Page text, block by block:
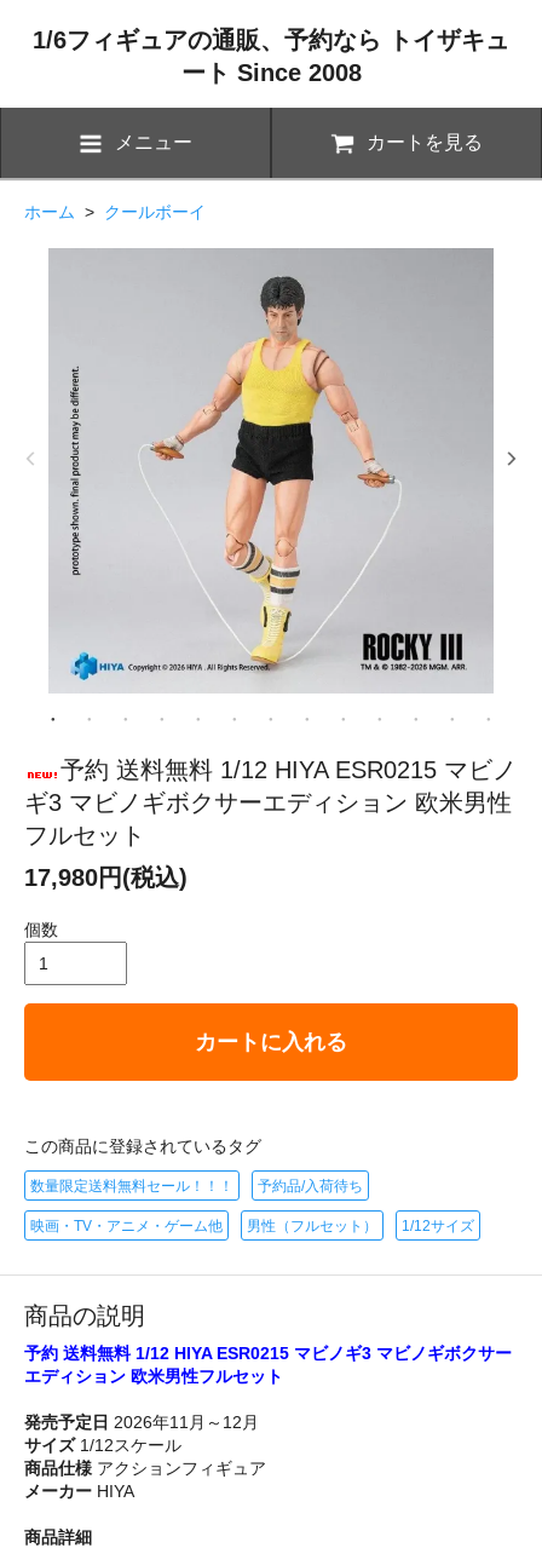
1/6フィギュアの通販、予約なら トイザキュ
ート Since 2008
メニュー カートを見る
ホーム > クールボーイ
予約 送料無料 1/12 HIYA ESR0215 マビノ
ギ3 マビノギボクサーエディション 欧米男性
フルセット
17,980円(税込)
個数
カートに入れる
この商品に登録されているタグ
数量限定送料無料セール！！！ 予約品/入荷待ち
映画・TV・アニメ・ゲーム他 男性（フルセット） 1/12サイズ
商品の説明
予約 送料無料 1/12 HIYA ESR0215 マビノギ3 マビノギボクサー
エディション 欧米男性フルセット
発売予定日 2026年11月～12月
サイズ1/12スケール
商品仕様 アクションフィギュア
メーカー HIYA
商品詳細